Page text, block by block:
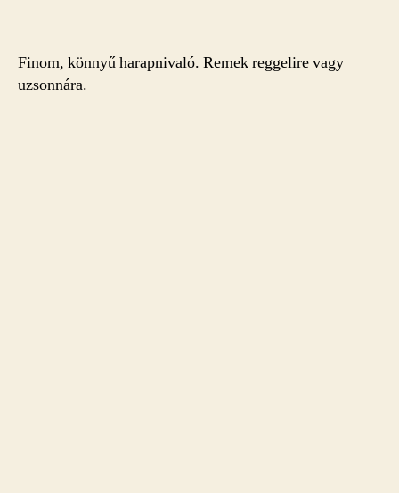
Finom, könnyű harapnivaló. Remek reggelire vagy
uzsonnára.